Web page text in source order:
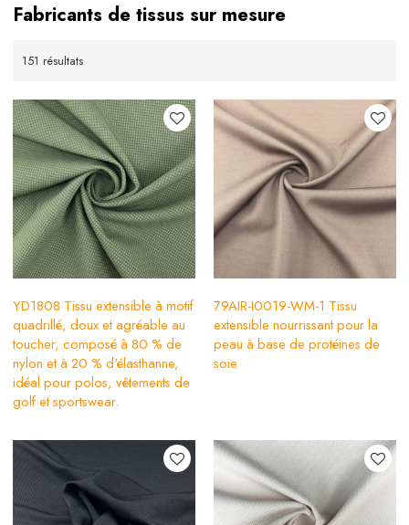
Fabricants de tissus sur mesure
151 résultats
YD1808 Tissu extensible à motif
quadrillé, doux et agréable au
toucher, composé à 80 % de
nylon et à 20 % d'élasthanne,
idéal pour polos, vêtements de
golf et sportswear.
79AIR-I0019-WM-1 Tissu
extensible nourrissant pour la
peau à base de protéines de
soie